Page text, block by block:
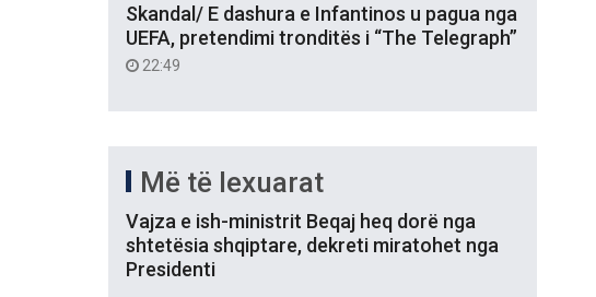
Skandal/ E dashura e Infantinos u pagua nga
UEFA, pretendimi tronditës i “The Telegraph”
22:49
Më të lexuarat
Vajza e ish-ministrit Beqaj heq dorë nga
shtetësia shqiptare, dekreti miratohet nga
Presidenti